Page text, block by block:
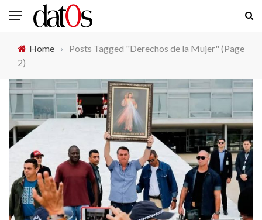
Home › Posts Tagged "Derechos de la Mujer" (Page
2)